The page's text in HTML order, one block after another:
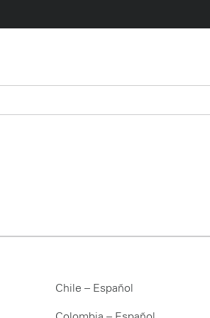
Chile – Español